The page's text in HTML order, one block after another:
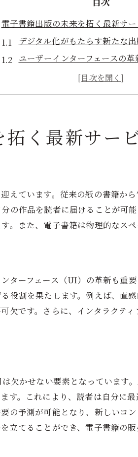
電子書籍出版の未来を拓く最新サ
デジタル化がもたらす新たな
ユーザーインターフェースの革
AIとビッグデータの活用
グローバルリーチによる市場
ユーザーエクスペリエンスの向
電子書籍出版のメリットと出版社
著作権侵害とその対策
デジタルコンテンツの保護
デバイス依存の問題
インタラクティブなコンテンツ
マルチメディアの融合
パーソナライズされた読書体験
電子書籍出版サービスが出版業界
伝統的出版モデルの変革
小規模出版社の新たなチャンス
く最新サー
えています。従来の紙の書籍か
の作品を読者に届けることが可
。また、電子書籍は物理的なス
ターフェース（UI）の革新も重
役割を果たします。例えば、直
欠です。さらに、インタラクテ
欠かせない要素となっています
す。これにより、読者は自分に
の予測が可能となり、新しいコ
立てることができ、電子書籍の